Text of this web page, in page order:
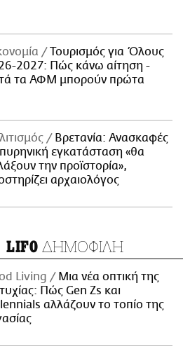
Τουρισμός για Όλους
2027: Πώς κάνω αίτηση -
τα ΑΦΜ μπορούν πρώτα
Βρετανία: Ανασκαφές
εγκατάσταση «θα
την προϊστορία»,
αρχαιολόγος
LIFO ΔΗΜΟΦΙΛΗ
Living
Μια νέα οπτική της
Πώς Gen Zs και
αλλάζουν το τοπίο της